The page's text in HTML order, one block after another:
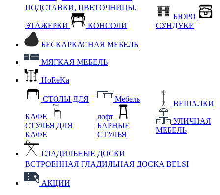
ПОДСТАВКИ, ЦВЕТОЧНИЦЫ,
ЭТАЖЕРКИ КОНСОЛИ
БЮРО
СУНДУКИ
БЕСКАРКАСНАЯ МЕБЕЛЬ
МЯГКАЯ МЕБЕЛЬ
HoReKa
СТОЛЫ ДЛЯ
КАФЕ
СТУЛЬЯ ДЛЯ
КАФЕ
Мебель
лофт
БАРНЫЕ
СТУЛЬЯ
ВЕШАЛКИ
УЛИЧНАЯ
МЕБЕЛЬ
ГЛАДИЛЬНЫЕ ДОСКИ
ВСТРОЕННАЯ ГЛАДИЛЬНАЯ ДОСКА BELSI
АКЦИИ